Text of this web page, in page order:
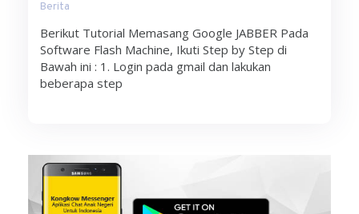
Berita
Berikut Tutorial Memasang Google JABBER Pada
Software Flash Machine, Ikuti Step by Step di
Bawah ini : 1. Login pada gmail dan lakukan
beberapa step